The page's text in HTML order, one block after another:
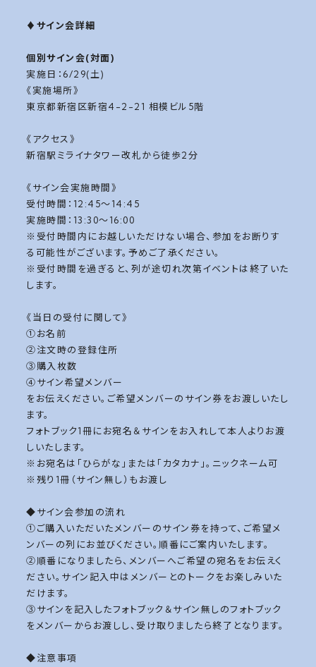
♦サイン会詳細
個別サイン会(対面)
実施日：6/29(土)
《実施場所》
東京都新宿区新宿4-2-21 相模ビル5階
《アクセス》
新宿駅ミライナタワー改札から徒歩2分
《サイン会実施時間》
受付時間：12:45～14:45
実施時間：13:30～16:00
※受付時間内にお越しいただけない場合、参加をお断りす
る可能性がございます。予めご了承ください。
※受付時間を過ぎると、列が途切れ次第イベントは終了いた
します。
《当日の受付に関して》
①お名前
②注文時の登録住所
③購入枚数
④サイン希望メンバー
をお伝えください。ご希望メンバーのサイン券をお渡しいたし
ます。
フォトブック1冊にお宛名＆サインをお入れして本人よりお渡
しいたします。
※お宛名は「ひらがな」または「カタカナ」。ニックネーム可
※残り1冊（サイン無し）もお渡し
◆サイン会参加の流れ
①ご購入いただいたメンバーのサイン券を持って、ご希望メ
ンバーの列にお並びください。順番にご案内いたします。
②順番になりましたら、メンバーへご希望の宛名をお伝えく
ださい。サイン記入中はメンバーとのトークをお楽しみいた
だけます。
③サインを記入したフォトブック＆サイン無しのフォトブック
をメンバーからお渡しし、受け取りましたら終了となります。
◆注意事項